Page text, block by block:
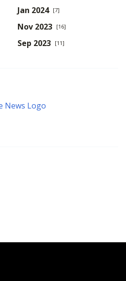
Jan 2024 [7]
Nov 2023 [16]
Sep 2023 [11]